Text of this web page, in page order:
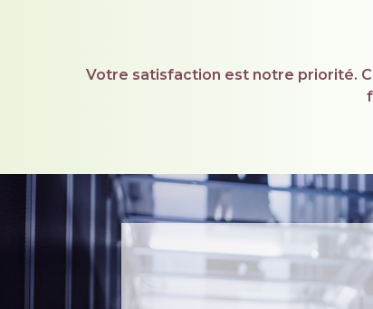
Votre satisfaction est notre priorité.